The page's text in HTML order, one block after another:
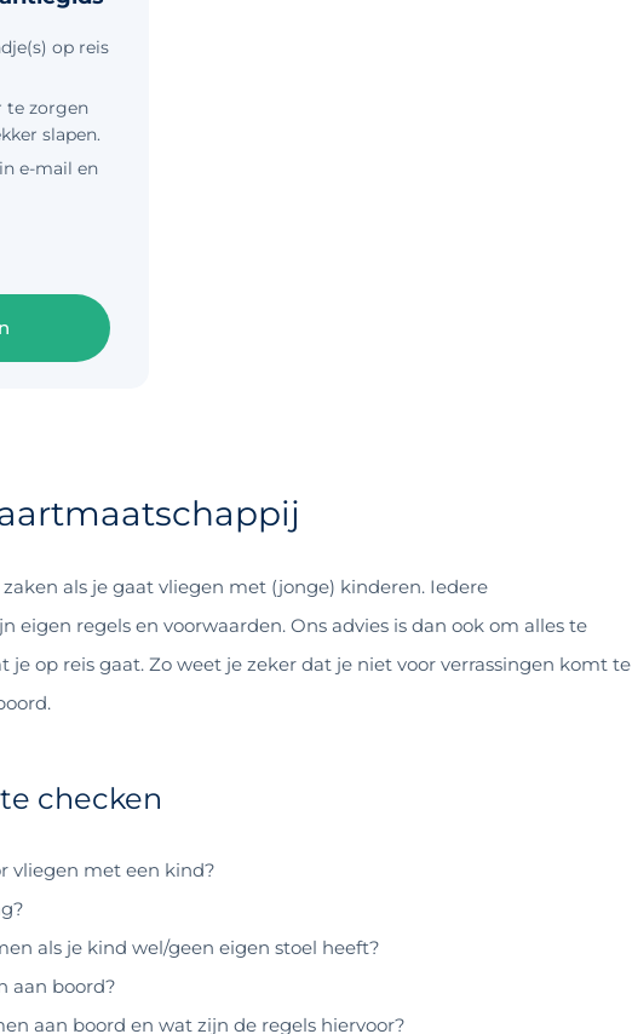
op reis
te zorgen
slapen.
e-mail en
als je gaat vliegen met (jonge) kinderen. Iedere
regels en voorwaarden. Ons advies is dan ook om alles te
je op reis gaat. Zo weet je zeker dat je niet voor verrassingen komt te
checken
vliegen met een kind?
als je kind wel/geen eigen stoel heeft?
aan boord?
aan boord en wat zijn de regels hiervoor?